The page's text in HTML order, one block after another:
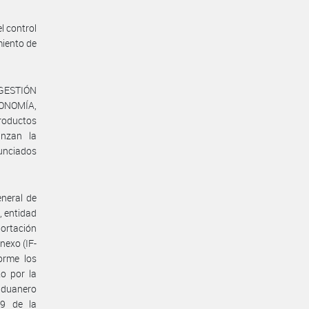
control
de
la
de
entidad
(IF-
los
por la
de la